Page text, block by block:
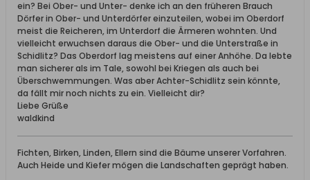
ein? Bei Ober- und Unter- denke ich an den früheren Brauch
Dörfer in Ober- und Unterdörfer einzuteilen, wobei im Oberdorf
meist die Reicheren, im Unterdorf die Ärmeren wohnten. Und
vielleicht erwuchsen daraus die Ober- und die Unterstraße in
Schidlitz? Das Oberdorf lag meistens auf einer Anhöhe. Da lebte
man sicherer als im Tale, sowohl bei Kriegen als auch bei
Überschwemmungen. Was aber Achter-Schidlitz sein könnte,
da fällt mir noch nichts zu ein. Vielleicht dir?
Liebe Grüße
waldkind
Fichten, Birken, Linden, Ellern sind die Bäume unserer Vorfahren.
Auch Heide und Kiefer mögen die Landschaften geprägt haben.